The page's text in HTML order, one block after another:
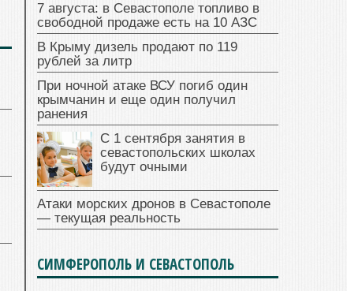
7 августа: в Севастополе топливо в
свободной продаже есть на 10 АЗС
В Крыму дизель продают по 119
рублей за литр
При ночной атаке ВСУ погиб один
крымчанин и еще один получил
ранения
С 1 сентября занятия в
севастопольских школах
будут очными
Атаки морских дронов в Севастополе
— текущая реальность
СИМФЕРОПОЛЬ И СЕВАСТОПОЛЬ